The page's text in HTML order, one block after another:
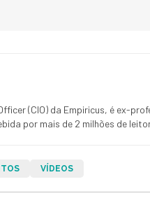
(CIO) da Empiricus, é ex-
por mais de 2 milhões de
VÍDEOS